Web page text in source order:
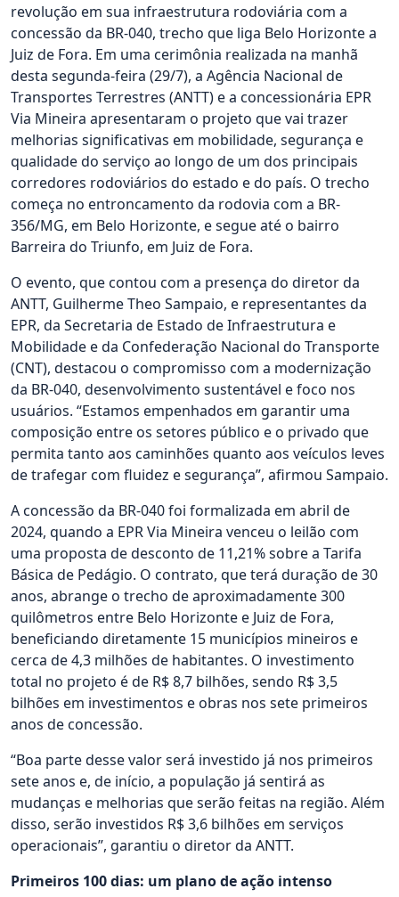
revolução em sua infraestrutura rodoviária com a
concessão da BR-040, trecho que liga Belo Horizonte a
Juiz de Fora. Em uma cerimônia realizada na manhã
desta segunda-feira (29/7), a Agência Nacional de
Transportes Terrestres (ANTT) e a concessionária EPR
Via Mineira apresentaram o projeto que vai trazer
melhorias significativas em mobilidade, segurança e
qualidade do serviço ao longo de um dos principais
corredores rodoviários do estado e do país. O trecho
começa no entroncamento da rodovia com a BR-
356/MG, em Belo Horizonte, e segue até o bairro
Barreira do Triunfo, em Juiz de Fora.
O evento, que contou com a presença do diretor da
ANTT, Guilherme Theo Sampaio, e representantes da
EPR, da Secretaria de Estado de Infraestrutura e
Mobilidade e da Confederação Nacional do Transporte
(CNT), destacou o compromisso com a modernização
da BR-040, desenvolvimento sustentável e foco nos
usuários. “Estamos empenhados em garantir uma
composição entre os setores público e o privado que
permita tanto aos caminhões quanto aos veículos leves
de trafegar com fluidez e segurança”, afirmou Sampaio.
A concessão da BR-040 foi formalizada em abril de
2024, quando a EPR Via Mineira venceu o leilão com
uma proposta de desconto de 11,21% sobre a Tarifa
Básica de Pedágio. O contrato, que terá duração de 30
anos, abrange o trecho de aproximadamente 300
quilômetros entre Belo Horizonte e Juiz de Fora,
beneficiando diretamente 15 municípios mineiros e
cerca de 4,3 milhões de habitantes. O investimento
total no projeto é de R$ 8,7 bilhões, sendo R$ 3,5
bilhões em investimentos e obras nos sete primeiros
anos de concessão.
“Boa parte desse valor será investido já nos primeiros
sete anos e, de início, a população já sentirá as
mudanças e melhorias que serão feitas na região. Além
disso, serão investidos R$ 3,6 bilhões em serviços
operacionais”, garantiu o diretor da ANTT.
Primeiros 100 dias: um plano de ação intenso